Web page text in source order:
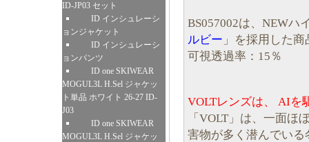
ID-JP03 セット
ID インシュレーシ
ョンジャケット
ID インシュレーシ
ョンパンツ
ID one SKIWEAR
MOGUL3L H.Sel ジャケッ
ト単品 ホワイト 26-27 ID-
J03
ID one SKIWEAR
MOGUL3L H.Sel ジャケッ
BS057002は、NEWハ
ルビー 」を採用した
可視透過率：15％
VOLTレンズは、 AIを
「VOLT」は、一面ほ
害物が多く潜んでい